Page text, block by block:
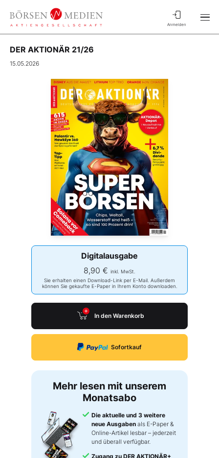
Anmelden
DER AKTIONÄR 21/26
15.05.2026
Digitalausgabe
8,90 € inkl. MwSt.
Sie erhalten einen Download-Link per E-Mail. Außerdem
können Sie gekaufte E-Paper in Ihrem Konto downloaden.
In den Warenkorb
Sofortkauf
Mehr lesen mit unserem
Monatsabo
Die aktuelle und 3 weitere
neue Ausgaben als E-Paper &
Online-Artikel lesbar – jederzeit
und überall verfügbar.
Zugang zu DER AKTIONÄR+